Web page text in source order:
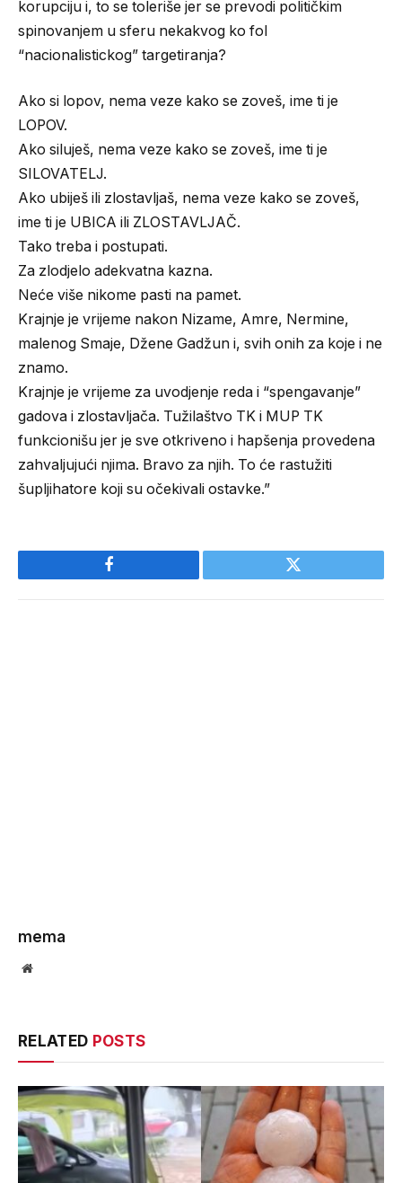
korupciju i, to se toleriše jer se prevodi političkim
spinovanjem u sferu nekakvog ko fol
“nacionalistickog” targetiranja?
Ako si lopov, nema veze kako se zoveš, ime ti je
LOPOV.
Ako siluješ, nema veze kako se zoveš, ime ti je
SILOVATELJ.
Ako ubiješ ili zlostavljaš, nema veze kako se zoveš,
ime ti je UBICA ili ZLOSTAVLJAČ.
Tako treba i postupati.
Za zlodjelo adekvatna kazna.
Neće više nikome pasti na pamet.
Krajnje je vrijeme nakon Nizame, Amre, Nermine,
malenog Smaje, Džene Gadžun i, svih onih za koje i ne
znamo.
Krajnje je vrijeme za uvodjenje reda i “spengavanje”
gadova i zlostavljača. Tužilaštvo TK i MUP TK
funkcionišu jer je sve otkriveno i hapšenja provedena
zahvaljujući njima. Bravo za njih. To će rastužiti
šupljihatore koji su očekivali ostavke.”
Facebook Twitter
mema
Website
RELATED POSTS